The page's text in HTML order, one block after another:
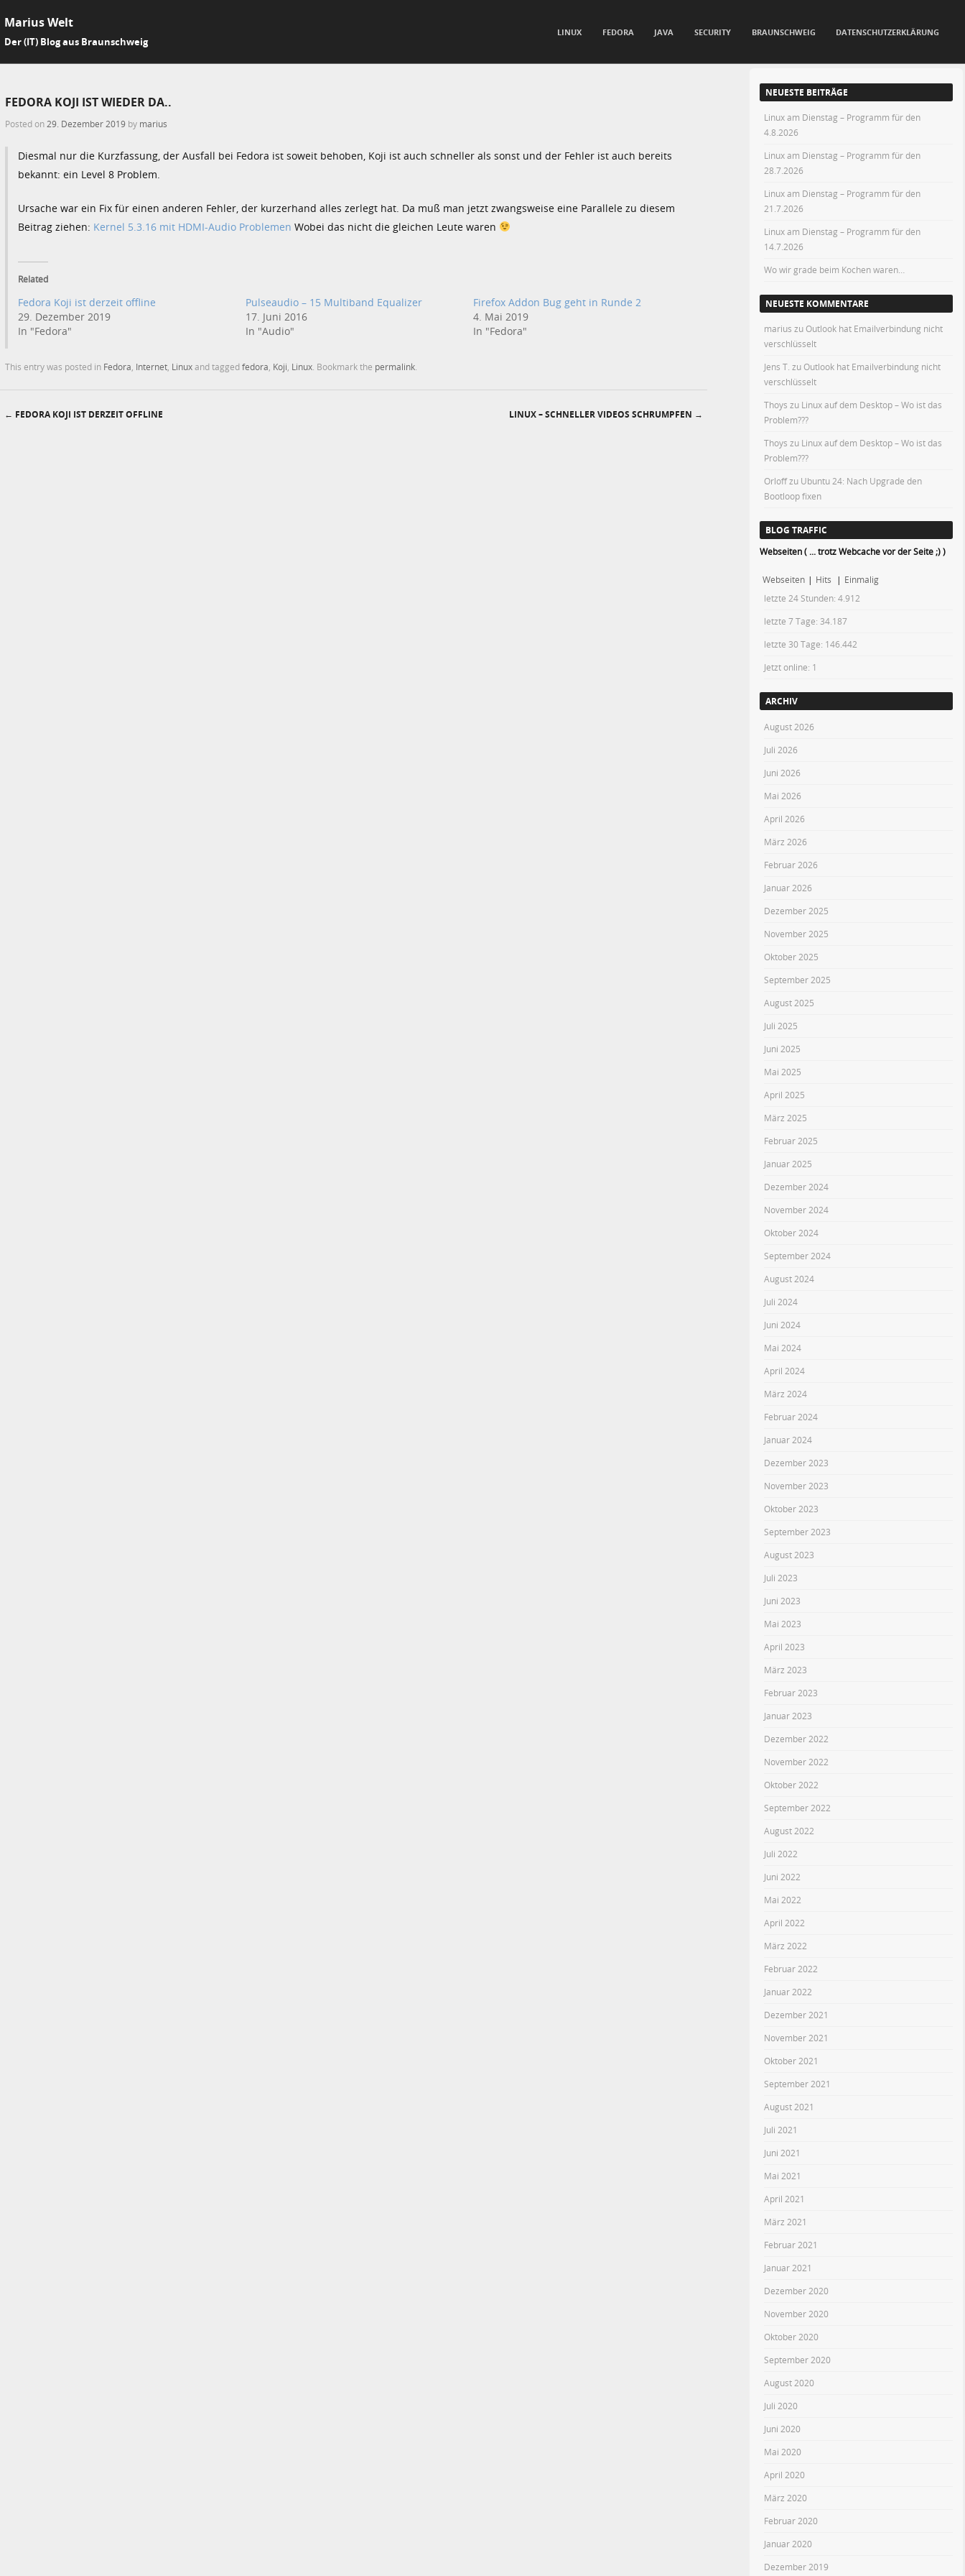
Marius Welt
Der (IT) Blog aus Braunschweig
LINUX FEDORA JAVA SECURITY BRAUNSCHWEIG DATENSCHUTZERKLÄRUNG
FEDORA KOJI IST WIEDER DA..
Posted on 29. Dezember 2019 by marius
Diesmal nur die Kurzfassung, der Ausfall bei Fedora ist soweit behoben, Koji ist auch schneller als sonst und der Fehler ist auch bereits
bekannt: ein Level 8 Problem.
Ursache war ein Fix für einen anderen Fehler, der kurzerhand alles zerlegt hat. Da muß man jetzt zwangsweise eine Parallele zu diesem
Beitrag ziehen: Kernel 5.3.16 mit HDMI-Audio Problemen Wobei das nicht die gleichen Leute waren
Related
Fedora Koji ist derzeit offline
29. Dezember 2019
In "Fedora"
Pulseaudio – 15 Multiband Equalizer
17. Juni 2016
In "Audio"
Firefox Addon Bug geht in Runde 2
4. Mai 2019
In "Fedora"
This entry was posted in Fedora Internet Linuxand taggedfedora Koji Linux . Bookmark the permalink
← FEDORA KOJI IST DERZEIT OFFLINE LINUX – SCHNELLER VIDEOS SCHRUMPFEN →
NEUESTE BEITRÄGE
Linux am Dienstag – Programm für den
4.8.2026
Linux am Dienstag – Programm für den
28.7.2026
Linux am Dienstag – Programm für den
21.7.2026
Linux am Dienstag – Programm für den
14.7.2026
Wo wir grade beim Kochen waren…
NEUESTE KOMMENTARE
marius zuOutlook hat Emailverbindung nicht
verschlüsselt
Jens T. zuOutlook hat Emailverbindung nicht
verschlüsselt
Thoys zu Linux auf dem Desktop – Wo ist das
Problem???
Thoys zu Linux auf dem Desktop – Wo ist das
Problem???
Orloffzu Ubuntu 24: Nach Upgrade den
Bootloop fixen
BLOG TRAFFIC
Webseiten ( ... trotz Webcache vor der Seite ;) )
Webseiten | Hits | Einmalig
letzte 24 Stunden:4.912
letzte 7 Tage: 34.187
letzte 30 Tage: 146.442
Jetzt online: 1
ARCHIV
August 2026
Juli 2026
Juni 2026
Mai 2026
April 2026
März 2026
Februar 2026
Januar 2026
Dezember 2025
November 2025
Oktober 2025
September 2025
August 2025
Juli 2025
Juni 2025
Mai 2025
April 2025
März 2025
Februar 2025
Januar 2025
Dezember 2024
November 2024
Oktober 2024
September 2024
August 2024
Juli 2024
Juni 2024
Mai 2024
April 2024
März 2024
Februar 2024
Januar 2024
Dezember 2023
November 2023
Oktober 2023
September 2023
August 2023
Juli 2023
Juni 2023
Mai 2023
April 2023
März 2023
Februar 2023
Januar 2023
Dezember 2022
November 2022
Oktober 2022
September 2022
August 2022
Juli 2022
Juni 2022
Mai 2022
April 2022
März 2022
Februar 2022
Januar 2022
Dezember 2021
November 2021
Oktober 2021
September 2021
August 2021
Juli 2021
Juni 2021
Mai 2021
April 2021
März 2021
Februar 2021
Januar 2021
Dezember 2020
November 2020
Oktober 2020
September 2020
August 2020
Juli 2020
Juni 2020
Mai 2020
April 2020
März 2020
Februar 2020
Januar 2020
Dezember 2019